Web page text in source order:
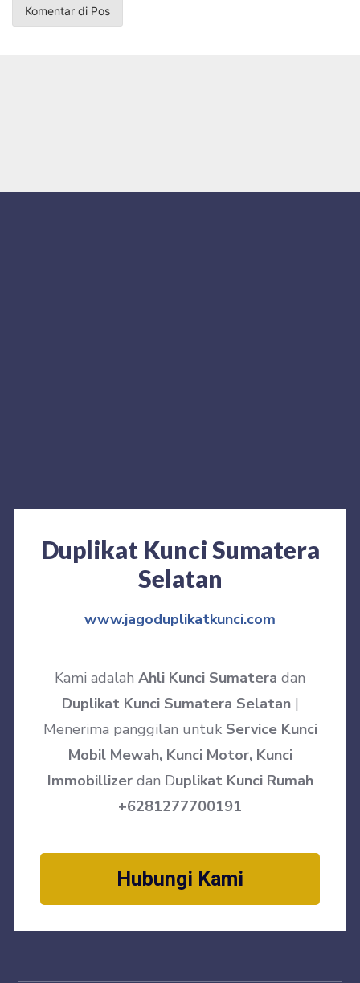
Duplikat Kunci Sumatera
Selatan
www.jagoduplikatkunci.com
Kami adalah Ahli Kunci Sumatera dan
Duplikat Kunci Sumatera Selatan|
Menerima panggilan untuk Service Kunci
Mobil Mewah, Kunci Motor, Kunci
Immobillizerdan Duplikat Kunci Rumah
+6281277700191
Hubungi Kami